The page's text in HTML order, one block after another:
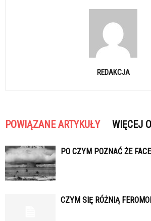
REDAKCJA
POWIĄZANE ARTYKUŁY WIĘCEJ
PO CZYM POZNAĆ ŻE
CZYM SIĘ RÓŻNIĄ